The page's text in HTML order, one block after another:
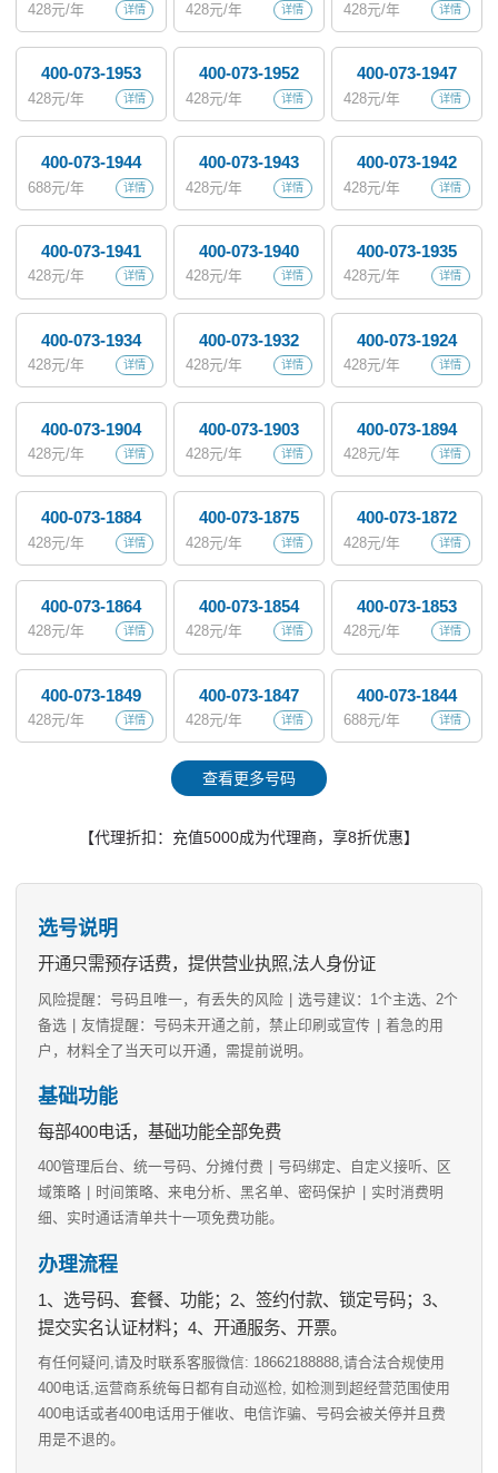
详情
428元/年 详情
428元/年 详情
428元/年
400-073-1953
详情
428元/年
400-073-1952
详情
428元/年
400-073-1947
详情
428元/年
400-073-1944
详情
688元/年
400-073-1943
详情
428元/年
400-073-1942
详情
428元/年
400-073-1941
详情
428元/年
400-073-1940
详情
428元/年
400-073-1935
详情
428元/年
400-073-1934
详情
428元/年
400-073-1932
详情
428元/年
400-073-1924
详情
428元/年
400-073-1904
详情
428元/年
400-073-1903
详情
428元/年
400-073-1894
详情
428元/年
400-073-1884
详情
428元/年
400-073-1875
详情
428元/年
400-073-1872
详情
428元/年
400-073-1864
详情
428元/年
400-073-1854
详情
428元/年
400-073-1853
详情
428元/年
400-073-1849
详情
428元/年
400-073-1847
详情
428元/年
400-073-1844
详情
688元/年
查看更多号码
【代理折扣：充值5000成为代理商，享8折优惠】
选号说明
开通只需预存话费，提供营业执照,法人身份证
风险提醒：号码且唯一，有丢失的风险
选号建议：1个主选、2个
备选
友情提醒：号码未开通之前，禁止印刷或宣传
着急的用
户，材料全了当天可以开通，需提前说明。
基础功能
每部400电话，基础功能全部免费
400管理后台、统一号码、分摊付费
号码绑定、自定义接听、区
域策略
时间策略、来电分析、黑名单、密码保护
实时消费明
细、实时通话清单共十一项免费功能。
办理流程
1、选号码、套餐、功能；2、签约付款、锁定号码；3、
提交实名认证材料；4、开通服务、开票。
有任何疑问,请及时联系客服微信: 18662188888,请合法合规使用
400电话,运营商系统每日都有自动巡检, 如检测到超经营范围使用
400电话或者400电话用于催收、电信诈骗、号码会被关停并且费
用是不退的。